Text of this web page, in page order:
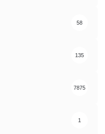
58
135
7875
1